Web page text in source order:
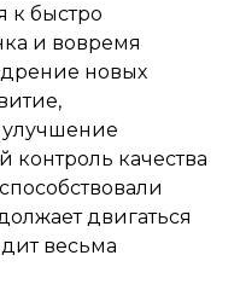
к быстро
и вовремя
новых
контроль качества
двигаться
весьма